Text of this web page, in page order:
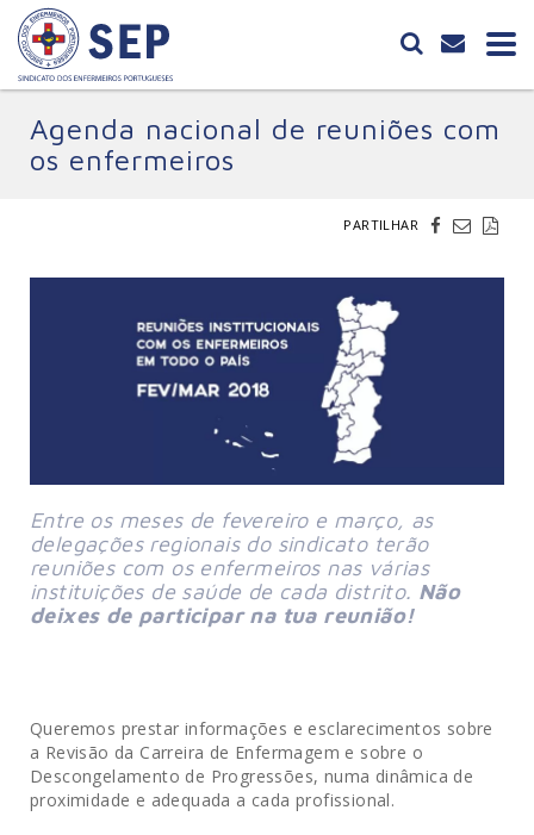
Agenda nacional de reuniões com
os enfermeiros
PARTILHAR
Entre os meses de fevereiro e março, as
delegações regionais do sindicato terão
reuniões com os enfermeiros nas várias
instituições de saúde de cada distrito. Não
deixes de participar na tua reunião!
Queremos prestar informações e esclarecimentos sobre
a Revisão da Carreira de Enfermagem e sobre o
Descongelamento de Progressões, numa dinâmica de
proximidade e adequada a cada profissional.